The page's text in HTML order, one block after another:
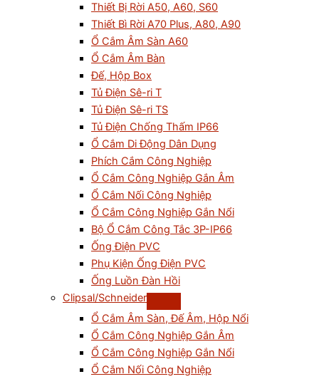
Thiết Bị Rời A50, A60, S60
Thiết Bì Rời A70 Plus, A80, A90
Ổ Cắm Âm Sàn A60
Ổ Cắm Âm Bàn
Đế, Hộp Box
Tủ Điện Sê-ri T
Tủ Điện Sê-ri TS
Tủ Điện Chống Thấm IP66
Ổ Cắm Di Động Dân Dụng
Phích Cắm Công Nghiệp
Ổ Cắm Công Nghiệp Gắn Âm
Ổ Cắm Nối Công Nghiệp
Ổ Cắm Công Nghiệp Gắn Nổi
Bộ Ổ Cắm Công Tắc 3P-IP66
Ống Điện PVC
Phụ Kiện Ống Điện PVC
Ống Luồn Đàn Hồi
Clipsal/Schneider
Ổ Cắm Âm Sàn, Đế Âm, Hộp Nổi
Ổ Cắm Công Nghiệp Gắn Âm
Ổ Cắm Công Nghiệp Gắn Nổi
Ổ Cắm Nối Công Nghiệp